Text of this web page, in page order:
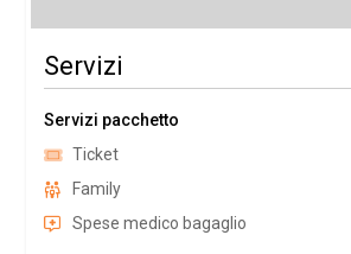
Servizi
Servizi pacchetto
Ticket
Family
Spese medico bagaglio